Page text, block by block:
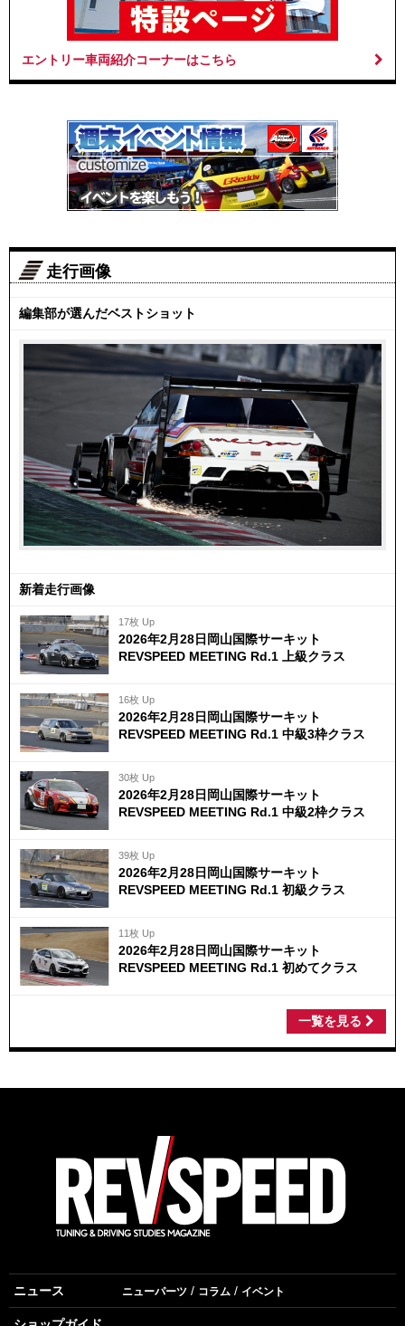
エントリー車両紹介コーナーはこちら
走行画像
編集部が選んだベストショット
新着走行画像
17枚 Up
2026年2月28日岡山国際サーキット
REVSPEED MEETING Rd.1 上級クラス
16枚 Up
2026年2月28日岡山国際サーキット
REVSPEED MEETING Rd.1 中級3枠クラス
30枚 Up
2026年2月28日岡山国際サーキット
REVSPEED MEETING Rd.1 中級2枠クラス
39枚 Up
2026年2月28日岡山国際サーキット
REVSPEED MEETING Rd.1 初級クラス
11枚 Up
2026年2月28日岡山国際サーキット
REVSPEED MEETING Rd.1 初めてクラス
一覧を見る
ニュース ニューパーツ コラム イベント